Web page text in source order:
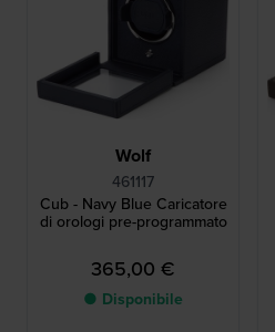
Wolf
461117
Cub - Navy Blue Caricatore
di orologi pre-programmato
365,00 €
● Disponibile